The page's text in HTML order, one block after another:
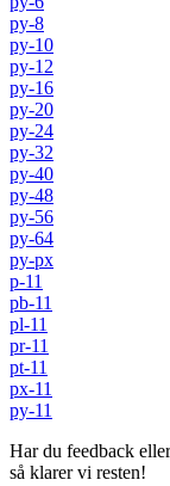
py-8
py-10
py-12
py-16
py-20
py-24
py-32
py-40
py-48
py-56
py-64
py-px
p-11
pb-11
pl-11
pr-11
pt-11
px-11
py-11
Har du feedback
så klarer vi resten!